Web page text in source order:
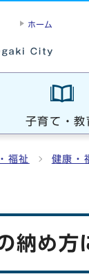
ホーム
子育て・教
福祉 健康・
納め方